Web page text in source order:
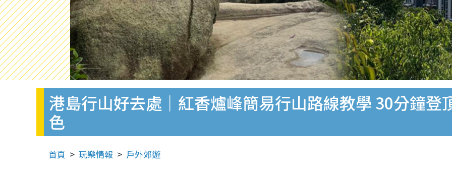
港島行山好去處｜紅香爐峰簡易行山路線教學 30分鐘登
色
首頁 玩樂情報 戶外郊遊